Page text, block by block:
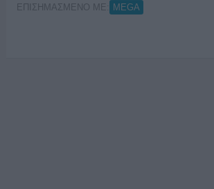
ΕΠΙΣΗΜΑΣΜΕΝΟ ΜΕ: MEGA